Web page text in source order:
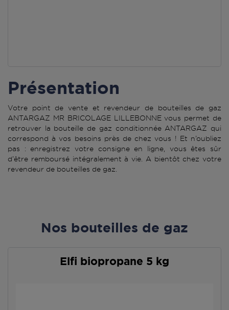
Présentation
Votre point de vente et revendeur de bouteilles de gaz
ANTARGAZ MR BRICOLAGE LILLEBONNE vous permet de
retrouver la bouteille de gaz conditionnée ANTARGAZ qui
correspond à vos besoins près de chez vous ! Et n’oubliez
pas : enregistrez votre consigne en ligne, vous êtes sûr
d’être remboursé intégralement à vie. A bientôt chez votre
revendeur de bouteilles de gaz.
Nos bouteilles de gaz
Elfi biopropane 5 kg